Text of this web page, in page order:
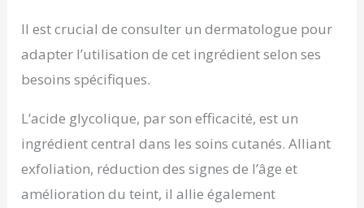
Il est crucial de consulter un dermatologue pour
adapter l’utilisation de cet ingrédient selon ses
besoins spécifiques.
L’acide glycolique, par son efficacité, est un
ingrédient central dans les soins cutanés. Alliant
exfoliation, réduction des signes de l’âge et
amélioration du teint, il allie également